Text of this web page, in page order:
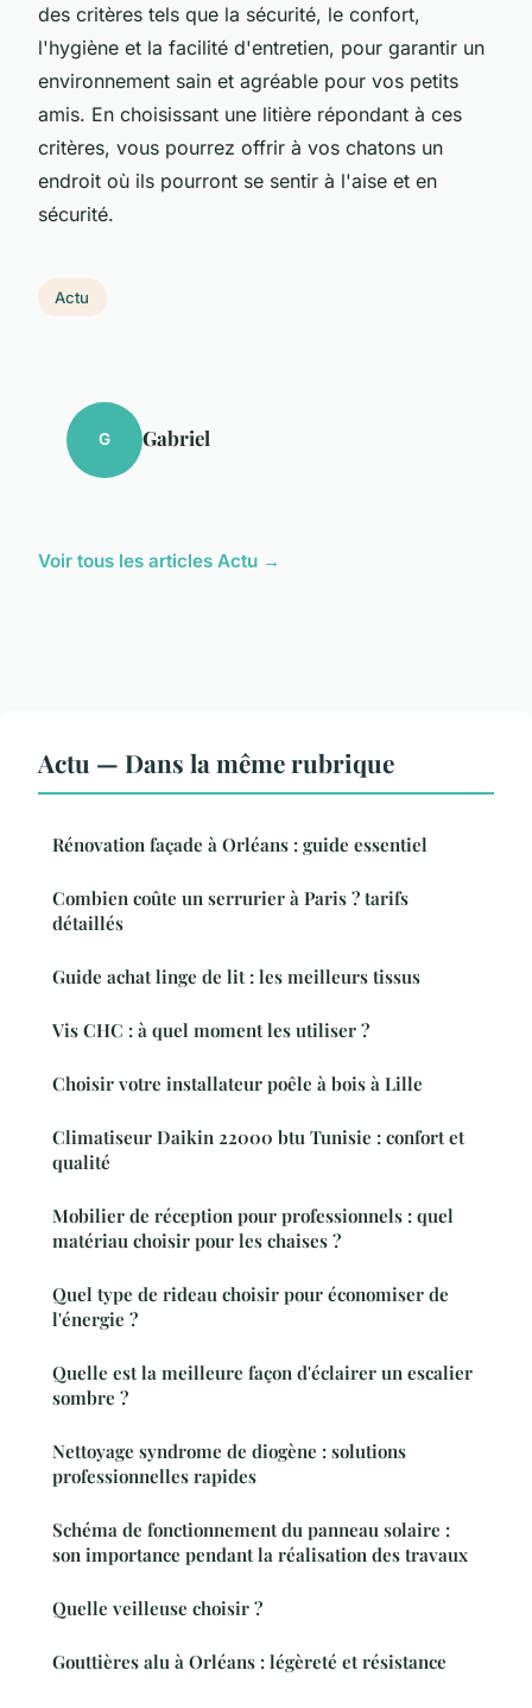
des critères tels que la sécurité, le confort,
l'hygiène et la facilité d'entretien, pour garantir un
environnement sain et agréable pour vos petits
amis. En choisissant une litière répondant à ces
critères, vous pourrez offrir à vos chatons un
endroit où ils pourront se sentir à l'aise et en
sécurité.
Actu
G Gabriel
Voir tous les articles Actu →
Actu — Dans la même rubrique
Rénovation façade à Orléans : guide essentiel
Combien coûte un serrurier à Paris ? tarifs
détaillés
Guide achat linge de lit : les meilleurs tissus
Vis CHC : à quel moment les utiliser ?
Choisir votre installateur poêle à bois à Lille
Climatiseur Daikin 22000 btu Tunisie : confort et
qualité
Mobilier de réception pour professionnels : quel
matériau choisir pour les chaises ?
Quel type de rideau choisir pour économiser de
l'énergie ?
Quelle est la meilleure façon d'éclairer un escalier
sombre ?
Nettoyage syndrome de diogène : solutions
professionnelles rapides
Schéma de fonctionnement du panneau solaire :
son importance pendant la réalisation des travaux
Quelle veilleuse choisir ?
Gouttières alu à Orléans : légèreté et résistance